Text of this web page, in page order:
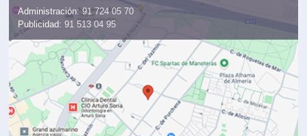
Administración: 91 724 05 70
Publicidad: 91 513 04 95